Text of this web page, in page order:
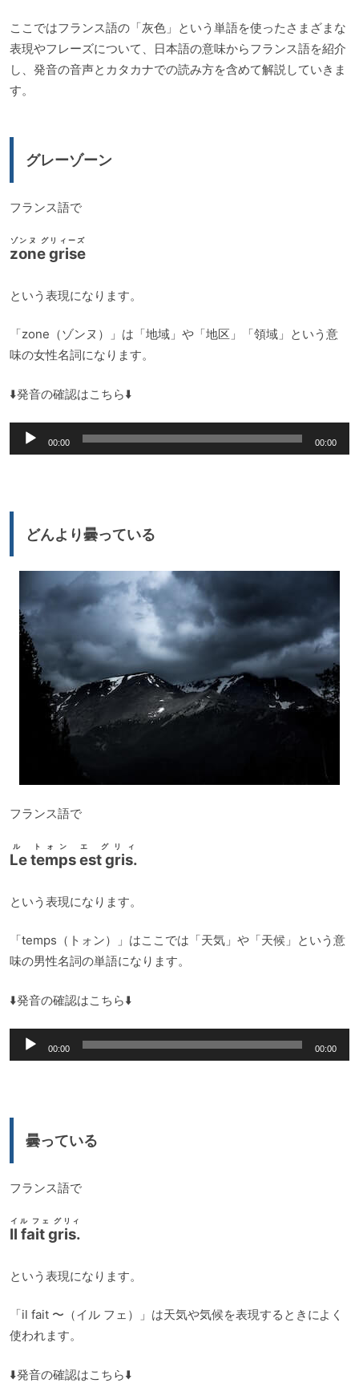
ここではフランス語の「灰色」という単語を使ったさまざまな
表現やフレーズについて、日本語の意味からフランス語を紹介
し、発音の音声とカタカナでの読み方を含めて解説していきま
す。
グレーゾーン
フランス語で
zone grise
ゾンヌ グリィーズ
という表現になります。
「zone（ゾンヌ）」は「地域」や「地区」「領域」という意
味の女性名詞になります。
⬇️発音の確認はこちら⬇️
声
ー
00:00 00:00
どんより曇っている
フランス語で
Le temps est gris.
ル トォン エ グリィ
という表現になります。
「temps（トォン）」はここでは「天気」や「天候」という意
味の男性名詞の単語になります。
⬇️発音の確認はこちら⬇️
声
00:00 00:00
曇っている
フランス語で
Il fait gris.
イル フェ グリィ
という表現になります。
「il fait 〜（イル フェ）」は天気や気候を表現するときによく
使われます。
⬇️発音の確認はこちら⬇️